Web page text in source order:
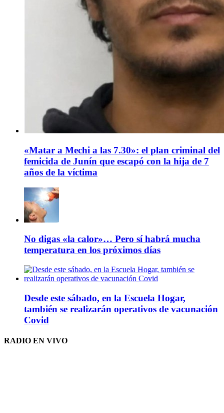
«Matar a Mechi a las 7.30»: el plan criminal del
femicida de Junín que escapó con la hija de 7
años de la víctima
No digas «la calor»… Pero sí habrá mucha
temperatura en los próximos días
Desde este sábado, en la Escuela Hogar,
también se realizarán operativos de vacunación
Covid
RADIO EN VIVO